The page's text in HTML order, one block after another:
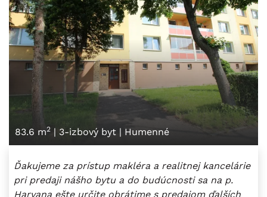
83.6 m2 | 3-izbový byt | Humenné
Ďakujeme za prístup makléra a realitnej kancelárie
pri predaji nášho bytu a do budúcnosti sa na p.
Harvana ešte určite obrátime s predajom ďalších